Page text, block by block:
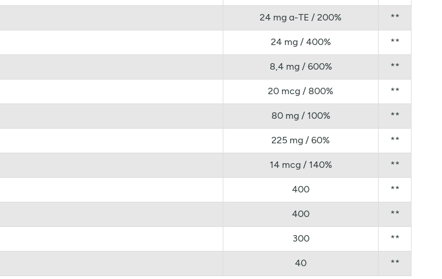
24 mg a-TE / 200% **
24 mg / 400% **
8,4 mg / 600% **
20 mcg / 800% **
80 mg / 100% **
225 mg / 60% **
14 mcg / 140% **
400 **
400 **
300 **
40 **